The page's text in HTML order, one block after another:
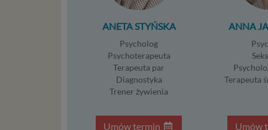
ANETA STYŃSKA
Psycholog
Psychoterapeuta
Terapeuta par
Diagnostyka
Trener żywienia
Umów termin
ANNA
Terapeuta
Umów
Twoje